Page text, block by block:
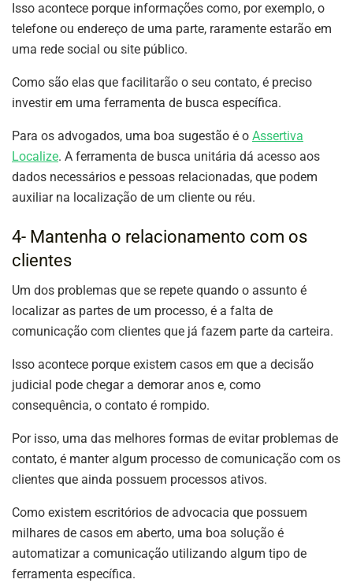
Isso acontece porque informações como, por exemplo, o
telefone ou endereço de uma parte, raramente estarão em
uma rede social ou site público.
Como são elas que facilitarão o seu contato, é preciso
investir em uma ferramenta de busca específica.
Para os advogados, uma boa sugestão é o Assertiva
Localize. A ferramenta de busca unitária dá acesso aos
dados necessários e pessoas relacionadas, que podem
auxiliar na localização de um cliente ou réu.
4- Mantenha o relacionamento com os
clientes
Um dos problemas que se repete quando o assunto é
localizar as partes de um processo, é a falta de
comunicação com clientes que já fazem parte da carteira.
Isso acontece porque existem casos em que a decisão
judicial pode chegar a demorar anos e, como
consequência, o contato é rompido.
Por isso, uma das melhores formas de evitar problemas de
contato, é manter algum processo de comunicação com os
clientes que ainda possuem processos ativos.
Como existem escritórios de advocacia que possuem
milhares de casos em aberto, uma boa solução é
automatizar a comunicação utilizando algum tipo de
ferramenta específica.